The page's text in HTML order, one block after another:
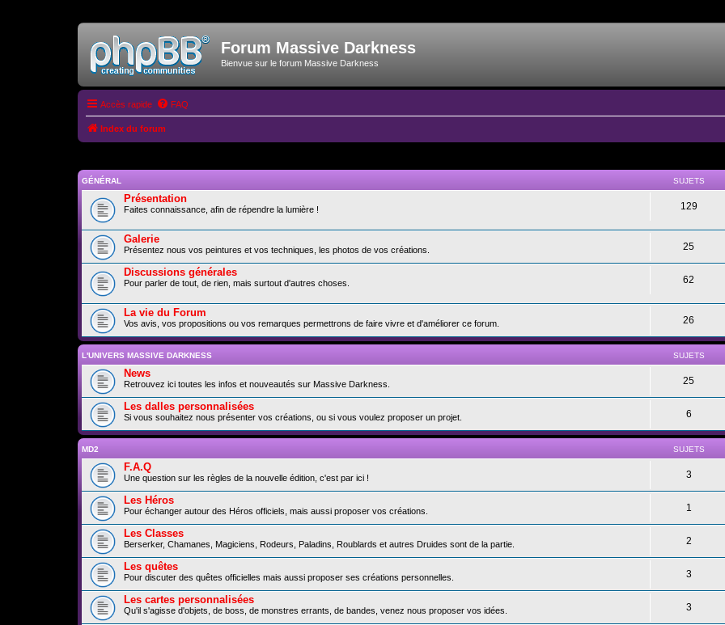
Forum Massive Darkness
Bienvue sur le forum Massive Darkness
Accès rapide FAQ
Index du forum
GÉNÉRAL SUJETS
Présentation
Faites connaissance, afin de répendre la lumière ! 129
Galerie
Présentez nous vos peintures et vos techniques, les photos de vos créations. 25
Discussions générales
Pour parler de tout, de rien, mais surtout d'autres choses. 62
La vie du Forum
Vos avis, vos propositions ou vos remarques permettrons de faire vivre et d'améliorer ce forum. 26
L'UNIVERS MASSIVE DARKNESS SUJETS
News
Retrouvez ici toutes les infos et nouveautés sur Massive Darkness. 25
Les dalles personnalisées
Si vous souhaitez nous présenter vos créations, ou si vous voulez proposer un projet. 6
MD2 SUJETS
F.A.Q
Une question sur les règles de la nouvelle édition, c'est par ici ! 3
Les Héros
Pour échanger autour des Héros officiels, mais aussi proposer vos créations. 1
Les Classes
Berserker, Chamanes, Magiciens, Rodeurs, Paladins, Roublards et autres Druides sont de la partie. 2
Les quêtes
Pour discuter des quêtes officielles mais aussi proposer ses créations personnelles. 3
Les cartes personnalisées
Qu'il s'agisse d'objets, de boss, de monstres errants, de bandes, venez nous proposer vos idées. 3